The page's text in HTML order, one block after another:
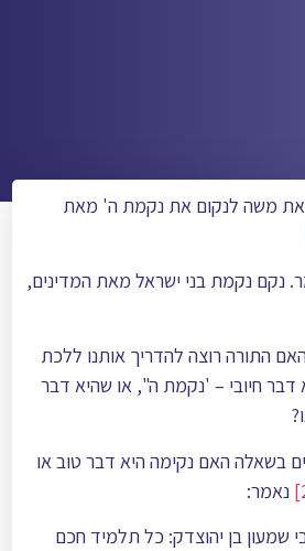
את משה לנקום את נקמת ה' מאת
נקם נקמת בני ישראל מאת המדינים,
התורה רוצה להדריך אותנו ללכת
חיובי – 'נקמת ה", או שהיא דבר
בשאלה האם נקימה היא דבר טוב או
נאמר:
שמעון בן יהוצדק: כל תלמיד חכם